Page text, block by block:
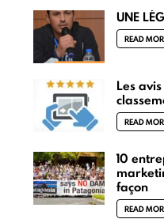
UNE
READ
Les
READ
10
façon
READ